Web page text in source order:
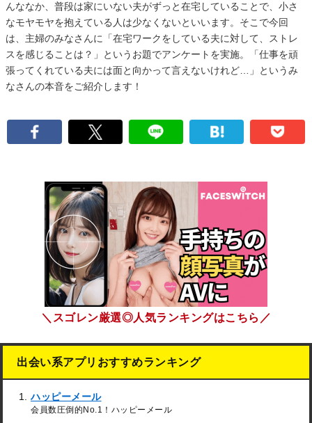
んななか、普段は家にいない夫がずっと在宅していることで、小さ
なモヤモヤを抱えている人は少なくないといいます。そこで今回
は、主婦のみなさんに「在宅ワークをしている夫に対して、ストレ
スを感じることは？」というお題でアンケートを実施。「仕事を頑
張ってくれている夫には面と向かって言えないけれど…」というみ
なさんの本音をご紹介します！
＼スゴレン厳選◎人気ランキングはこちら／
出会い系アプリおすすめランキング
ハッピーメール
会員数圧倒的No.1！ハッピーメール